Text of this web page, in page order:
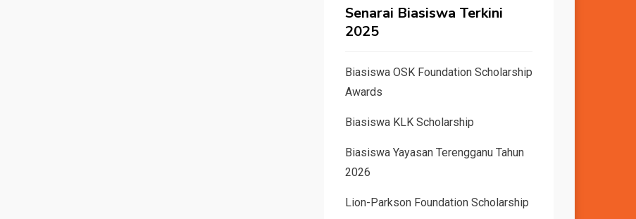
Bantuan JKM
Senarai Biasiswa Terkini
2025
Biasiswa OSK Foundation Scholarship
Awards
Biasiswa KLK Scholarship
Biasiswa Yayasan Terengganu Tahun
2026
Lion-Parkson Foundation Scholarship